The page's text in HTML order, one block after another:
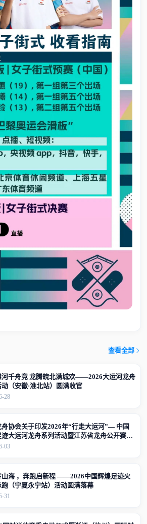
查看全部
河千舟竞 龙腾皖北满城欢——2026大运河龙舟
动（安徽·淮北站）圆满收官
28
舟协会关于印发2026年“行走大运河”— 中国
迹大运河龙舟系列活动暨江苏省龙舟公开赛
宜兴站）竞赛规程的通知
03
山海 ，奔跑启新程 ——2026中国辉煌足迹火
跑（宁夏永宁站）活动圆满落幕
31